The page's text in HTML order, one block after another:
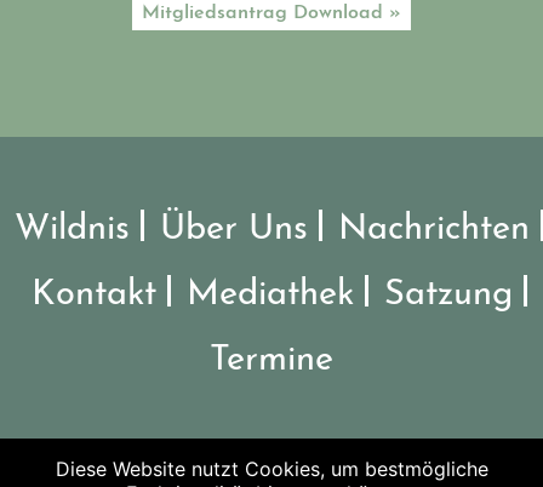
Mitgliedsantrag Download »
Wildnis Über Uns
Nachrichten
Kontakt
Mediathek
Satzung
Termine
©2026 Verein Nationalpark Steigerwald
Diese Website nutzt Cookies, um bestmögliche